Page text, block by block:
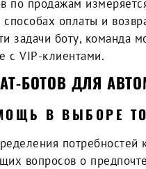
продажам
оплаты и
задачи боту, команда
с VIP-клиентами.
БОТОВ ДЛЯ
В ВЫБОРЕ
потребностей
вопросов о